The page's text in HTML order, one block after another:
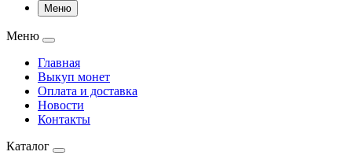
Меню
Меню
Главная
Выкуп монет
Оплата и доставка
Новости
Контакты
Каталог